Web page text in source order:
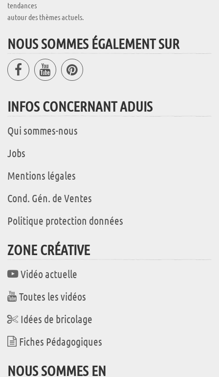
tendances
autour des thèmes actuels.
NOUS SOMMES ÉGALEMENT SUR
INFOS CONCERNANT ADUIS
Qui sommes-nous
Jobs
Mentions légales
Cond. Gén. de Ventes
Politique protection données
ZONE CRÉATIVE
Vidéo actuelle
Toutes les vidéos
Idées de bricolage
Fiches Pédagogiques
NOUS SOMMES EN